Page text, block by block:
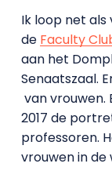
Ik loop net als
de Faculty
aan het
Senaatszaal.
van vrouwen.
2017 de
professoren.
vrouwen in de